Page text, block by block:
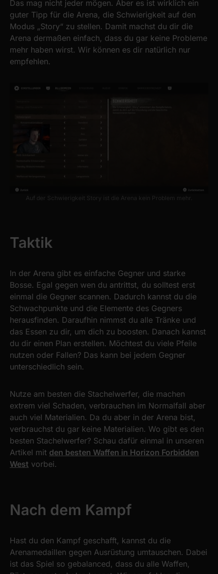
Das mag nicht jeder mögen. Aber es ist wirklich ein
guter Tipp für die Arena, die Schwierigkeit auf den
Modus „Story“ zu stellen. Damit machst du dir die
Arena dermaßen einfach, dass du gar keine Probleme
mehr haben wirst. Wir können es dir natürlich nur
empfehlen.
Auf der Schwierigkeit Story ist die Arena kein Problem mehr.
Taktik
In der Arena gibt es einfache Gegner und starke
Bosse. Egal gegen wen du antrittst, du solltest erst
einmal die Gegner scannen. Dadurch kannst du die
Schwachpunkte und die Elemente des Gegners
herausfinden. Daraufhin nimmst du alle Tränke und
das Essen zu dir, um dich zu boosten. Danach kannst
du dir einen Plan erstellen. Möchtest du viele Pfeile
nutzen oder Fallen? Das kann bei jedem Gegner
unterschiedlich sein.
Nutze am besten die Stachelwerfer, die machen
extrem viel Schaden, verbrauchen im Normalfall aber
auch viel Materialien. Da du aber in der Arena bist,
verbrauchst du gar keine Materialien. Wo gibt es den
besten Stachelwerfer? Schau dafür einmal in unseren
Artikel mit den besten Waffen in Horizon Forbidden
West vorbei.
Nach dem Kampf
Hast du den Kampf geschafft, kannst du die
Arenamedaillen gegen Ausrüstung umtauschen. Dabei
ist das Spiel so gebalanced, dass du alle Waffen,